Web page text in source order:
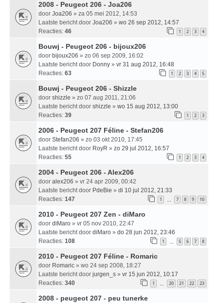
2008 - Peugeot 206 - Joa206
door Joa206 » za 05 mei 2012, 14:53
Laatste bericht door Joa206 » wo 26 sep 2012, 14:57
Reacties: 46 1 2 3 4
Bouwj - Peugeot 206 - bijoux206
door bijoux206 » zo 06 sep 2009, 16:02
Laatste bericht door Donny » vr 31 aug 2012, 16:48
Reacties: 63 1 2 3 4 5
Bouwj - Peugeot 206 - Shizzle
door shizzle » zo 07 aug 2011, 21:06
Laatste bericht door shizzle » wo 15 aug 2012, 13:00
Reacties: 39 1 2 3
2006 - Peugeot 207 Féline - Stefan206
door Stefan206 » zo 03 okt 2010, 17:45
Laatste bericht door RoyR » zo 29 jul 2012, 16:57
Reacties: 55 1 2 3 4
2004 - Peugeot 206 - Alex206
door alex206 » vr 24 apr 2009, 00:42
Laatste bericht door PdeBie » di 10 jul 2012, 21:33
Reacties: 147 1 … 7 8 9 10
2010 - Peugeot 207 Zen - diMaro
door diMaro » vr 05 nov 2010, 22:47
Laatste bericht door diMaro » do 28 jun 2012, 23:46
Reacties: 108 1 … 5 6 7 8
2010 - Peugeot 207 Féline - Romaric
door Romaric » wo 24 sep 2008, 18:27
Laatste bericht door jurgen_s » vr 15 jun 2012, 10:17
Reacties: 340 1 … 20 21 22 23
2008 - peugeot 207 - peu tunerke